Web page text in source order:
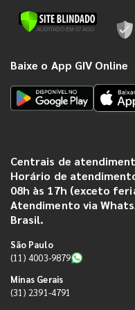
Baixe o App GIV Online
Centrais de
Horário de
08h às 17h (exceto
Atendimento via
Brasil.
São Paulo
(11) 4003-9879
Minas Gerais
(31) 2391-4791